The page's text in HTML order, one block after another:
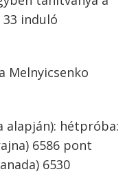
induló
Melnyicsenko
alapján): hétpróba:
6586 pont
6530